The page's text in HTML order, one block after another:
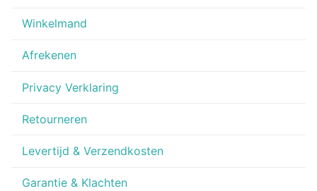
Winkelmand
Afrekenen
Privacy Verklaring
Retourneren
Levertijd & Verzendkosten
Garantie & Klachten